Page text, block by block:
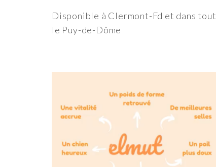
Disponible à Clermont-Fd et dans tout
le Puy-de-Dôme